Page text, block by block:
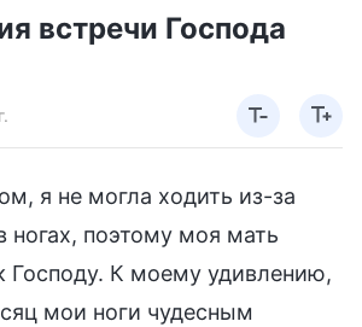
встречи Господа
я не могла ходить из-за
ногах, поэтому моя мать
Господу. К моему удивлению,
мои ноги чудесным